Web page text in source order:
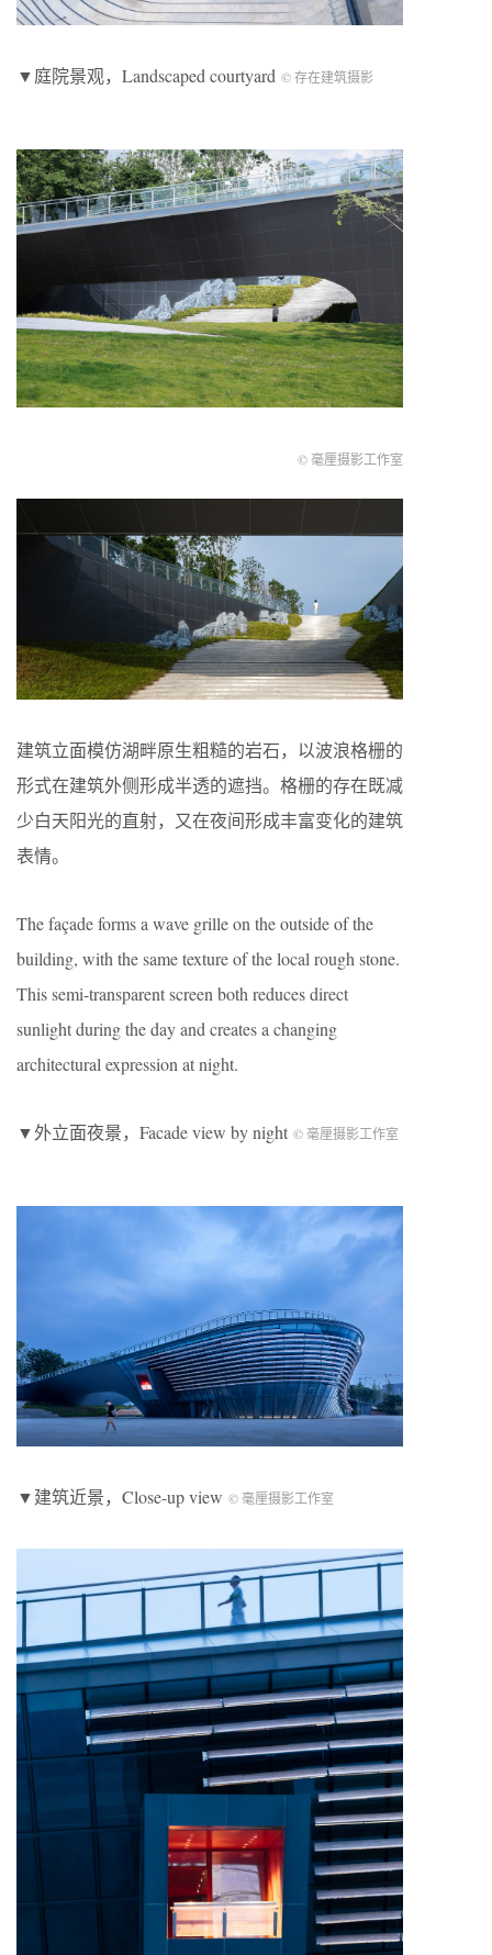
▼庭院景观，Landscaped courtyard © 存在建筑摄影
© 毫厘摄影工作室
建筑立面模仿湖畔原生粗糙的岩石，以波浪格栅的
形式在建筑外侧形成半透的遮挡。格栅的存在既减
少白天阳光的直射，又在夜间形成丰富变化的建筑
表情。
The façade forms a wave grille on the outside of the
building, with the same texture of the local rough stone.
This semi-transparent screen both reduces direct
sunlight during the day and creates a changing
architectural expression at night.
▼外立面夜景，Facade view by night © 毫厘摄影工作室
▼建筑近景，Close-up view © 毫厘摄影工作室